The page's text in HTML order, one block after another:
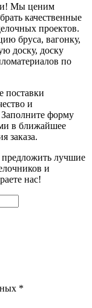
Мы ценим
качественные
проектов.
бруса, вагонку,
доску, доску
по
поставки
и
форму
в ближайшее
заказа.
предложить лучшие
и
нас!
*